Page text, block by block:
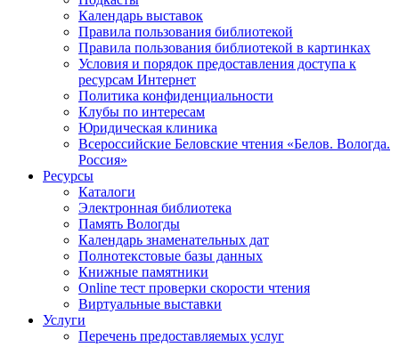
Календарь выставок
Правила пользования библиотекой
Правила пользования библиотекой в картинках
Условия и порядок предоставления доступа к
ресурсам Интернет
Политика конфиденциальности
Клубы по интересам
Юридическая клиника
Всероссийские Беловские чтения «Белов. Вологда.
Россия»
Ресурсы
Каталоги
Электронная библиотека
Память Вологды
Календарь знаменательных дат
Полнотекстовые базы данных
Книжные памятники
Online тест проверки скорости чтения
Виртуальные выставки
Услуги
Перечень предоставляемых услуг